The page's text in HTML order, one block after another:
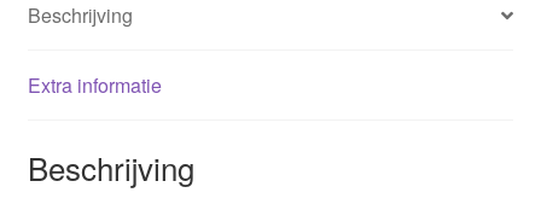
Beschrijving
Extra informatie
Beschrijving